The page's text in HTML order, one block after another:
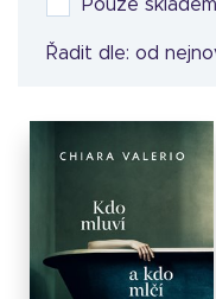
Pouze skladem
Řadit dle: